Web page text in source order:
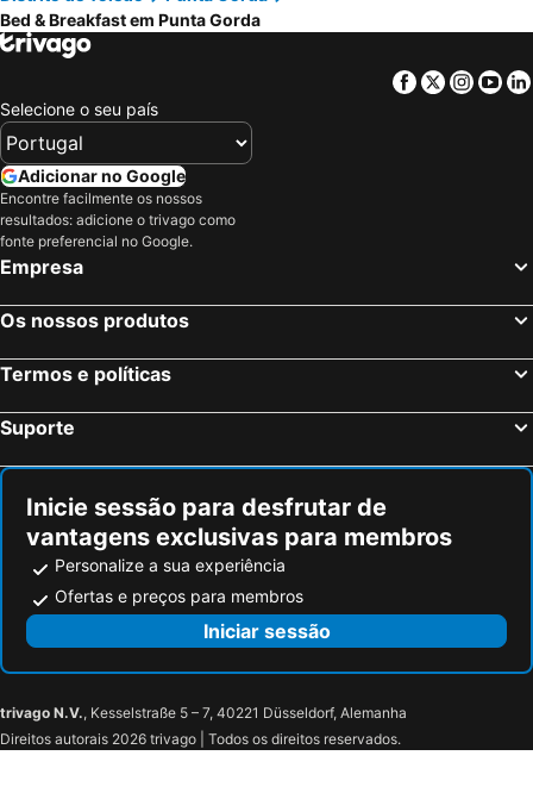
Bed & Breakfast em Punta Gorda
Facebook
Twitter
Selecione o seu país
Adicionar no Google
Encontre facilmente os nossos
resultados: adicione o trivago como
fonte preferencial no Google.
Empresa
Os nossos produtos
Termos e políticas
Suporte
Inicie sessão para desfrutar de
vantagens exclusivas para membros
Personalize a sua experiência
Ofertas e preços para membros
Iniciar sessão
trivago N.V., Kesselstraße 5 – 7, 40221 Düsseldorf, Alemanha
Direitos autorais 2026 trivago | Todos os direitos reservados.